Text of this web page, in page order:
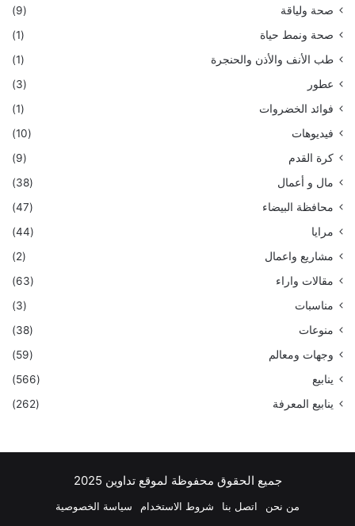
صحة ولياقة
(9)
صحة ونمط حياة
(1)
طب الأنف والأذن والحنجرة
(1)
عطور
(3)
فوائد الخضروات
(1)
فيديوهات
(10)
كرة القدم
(9)
مال و أعمال
(38)
محافظة البيضاء
(47)
مرايا
(44)
مشاريع واعمال
(2)
مقالات واراء
(63)
مناسبات
(3)
منوعات
(38)
وجهات ومعالم
(59)
ينابيع
(566)
ينابيع المعرفة
(262)
جميع الحقوق محفوظة لموقع تداوين 2025
من نحن اتصل بنا شروط الاستخدام سياسة الخصوصية